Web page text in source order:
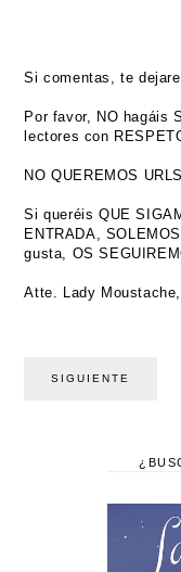
Si comentas, te
Por favor, NO hagáis
lectores con
NO QUEREMOS URLS.
Si queréis QUE
ENTRADA,
gusta, OS
Atte. Lady
SIGUIENTE